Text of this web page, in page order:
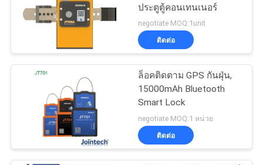
ซอฟต์แวร์ติดตาม
ยานพาหนะ GPS
ประตูตู้คอนเทนเนอร์
negotiate MOQ:1unit
ติดต่อ
ล็อคติดตาม GPS กันฝุ่น,
15000mAh Bluetooth
Smart Lock
negotiate MOQ:1 หน่วย
ติดต่อ